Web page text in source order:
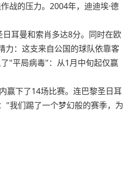
战的压力。2004年，迪迪埃·德
日耳曼和索肖多达8分。同时在欧
力：这支来自公国的球队依靠客
"平局病毒"：从1月中旬起仅赢
赢下了14场比赛。连巴黎圣日耳
"我们踢了一个梦幻般的赛季，为